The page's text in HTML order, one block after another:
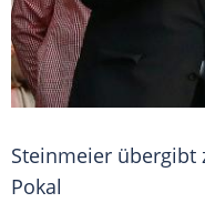
Steinmeier übergibt
Pokal